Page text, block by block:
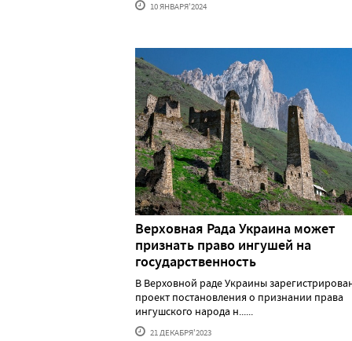
10 ЯНВАРЯ'2024
Верховная Рада Украина может
признать право ингушей на
государственность
В Верховной раде Украины
проект постановления о признании права
ингушского народа н......
21 ДЕКАБРЯ'2023